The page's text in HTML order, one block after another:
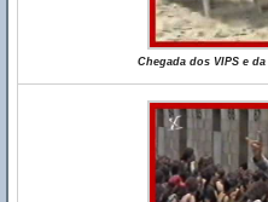
Chegada dos VIPS e